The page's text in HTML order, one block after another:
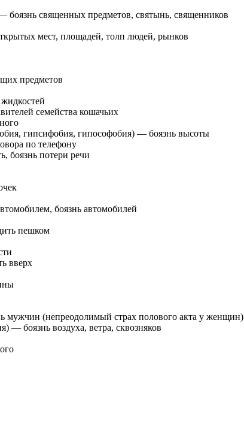
боязнь священных предметов, святынь, священников
мест, площадей, толп людей, рынков
предметов
семейства кошачьих
гипсифобия, гипософобия) — боязнь высоты
по телефону
боязнь потери речи
боязнь автомобилей
пешком
вверх
мужчин (непреодолимый страх полового акта у женщин)
— боязнь воздуха, ветра, сквозняков